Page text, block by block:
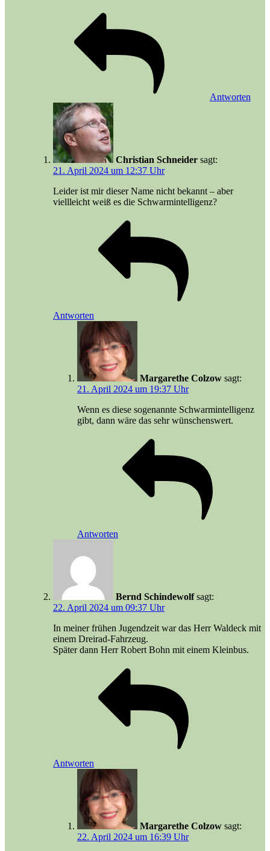
Antworten
Christian Schneider sagt:
21. April 2024 um 12:37 Uhr
Leider ist mir dieser Name nicht bekannt – aber
viellleicht weiß es die Schwarmintelligenz?
Antworten
Margarethe Colzow sagt:
21. April 2024 um 19:37 Uhr
Wenn es diese sogenannte Schwarmintelligenz
gibt, dann wäre das sehr wünschenswert.
Antworten
Bernd Schindewolf sagt:
22. April 2024 um 09:37 Uhr
In meiner frühen Jugendzeit war das Herr Waldeck mit
einem Dreirad-Fahrzeug.
Später dann Herr Robert Bohn mit einem Kleinbus.
Antworten
Margarethe Colzow sagt:
22. April 2024 um 16:39 Uhr